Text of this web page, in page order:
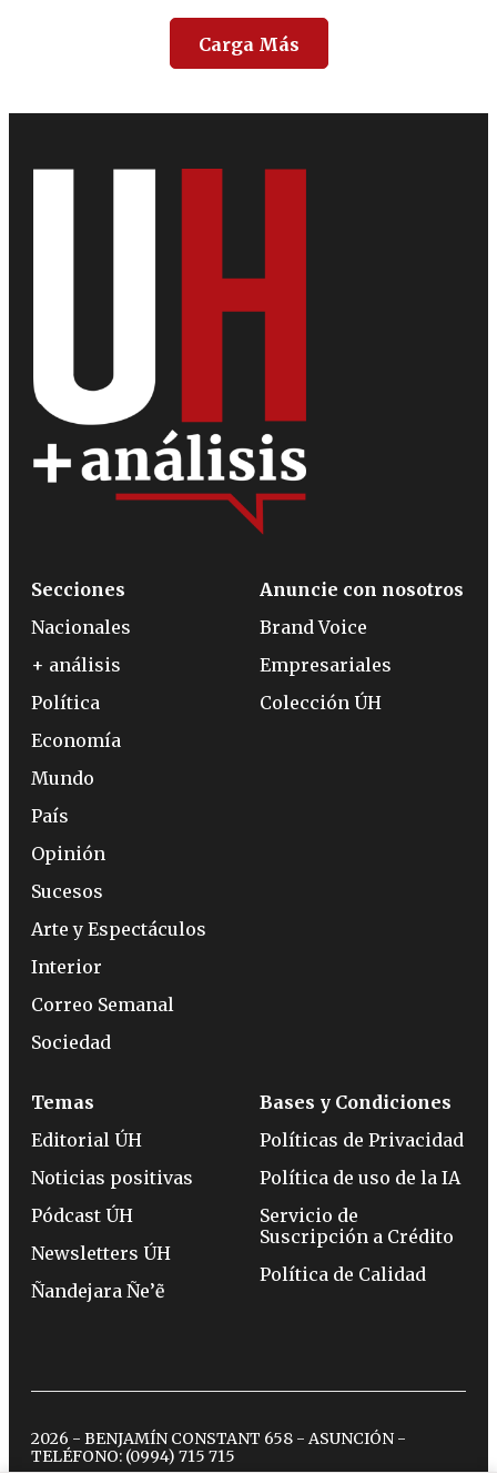
Carga Más
Secciones
Nacionales
+ análisis
Política
Economía
Mundo
País
Opinión
Sucesos
Arte y Espectáculos
Interior
Correo Semanal
Sociedad
Anuncie con nosotros
Brand Voice
Empresariales
Colección ÚH
Temas
Editorial ÚH
Noticias positivas
Pódcast ÚH
Newsletters ÚH
Ñandejara Ñe’ẽ
Bases y Condiciones
Políticas de Privacidad
Política de uso de la IA
Servicio de
Suscripción a Crédito
Política de Calidad
2026 - BENJAMÍN CONSTANT 658 - ASUNCIÓN -
TELÉFONO: (0994) 715 715